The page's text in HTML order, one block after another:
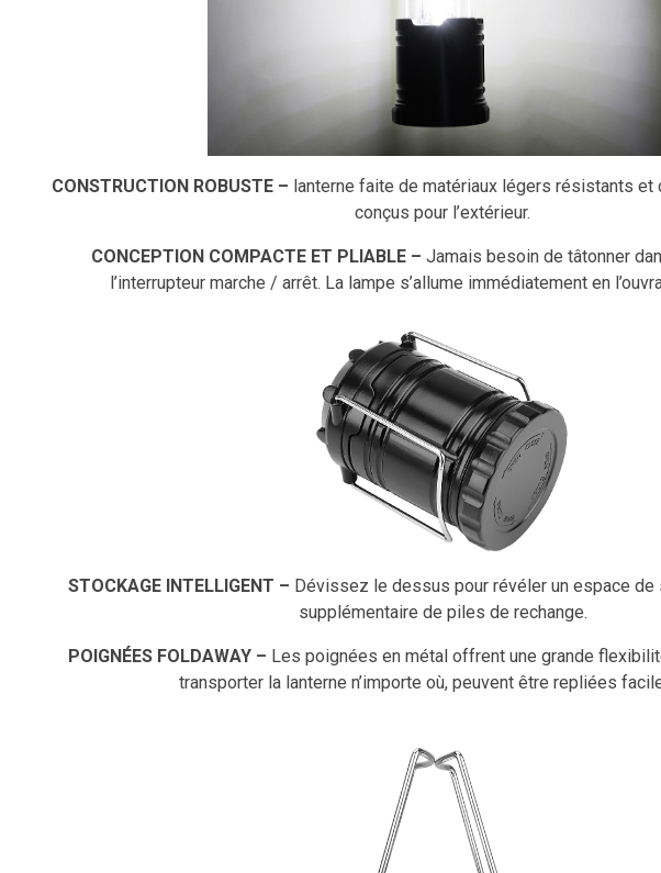
CONSTRUCTION ROBUSTE – lanterne faite de matériaux légers résistants
conçus pour l’extérieur.
CONCEPTION COMPACTE ET PLIABLE – Jamais besoin de tâtonner
l’interrupteur marche / arrêt. La lampe s’allume immédiatement en
STOCKAGE INTELLIGENT – Dévissez le dessus pour révéler un espace de
supplémentaire de piles de rechange.
POIGNÉES FOLDAWAY – Les poignées en métal offrent une grande
transporter la lanterne n’importe où, peuvent être repliées